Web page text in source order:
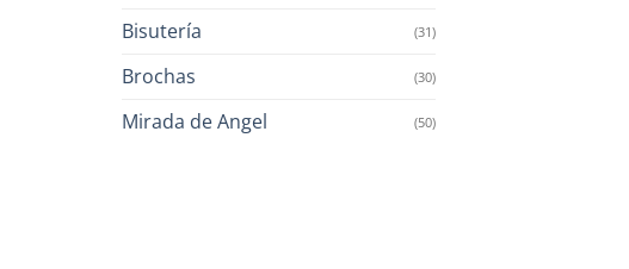
Bisutería (31)
Brochas (30)
Mirada de Angel (50)